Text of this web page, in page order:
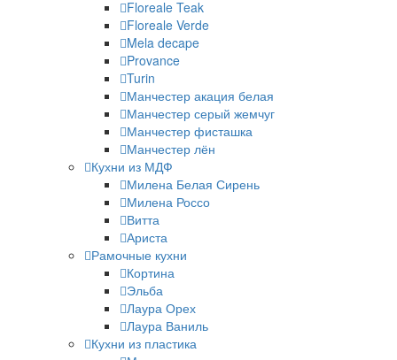
Floreale Teak
Floreale Verde
Mela decape
Provance
Turin
Манчестер акация белая
Манчестер серый жемчуг
Манчестер фисташка
Манчестер лён
Кухни из МДФ
Милена Белая Сирень
Милена Россо
Витта
Ариста
Рамочные кухни
Кортина
Эльба
Лаура Орех
Лаура Ваниль
Кухни из пластика